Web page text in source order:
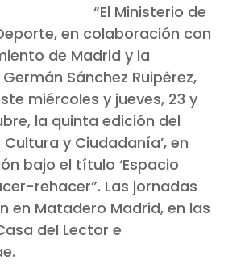
“El Ministerio de
en colaboración con
de Madrid y la
Sánchez Ruipérez,
miércoles y jueves, 23 y
la quinta edición del
Cultura y Ciudadanía’, en
bajo el título ‘Espacio
rehacer”. Las jornadas
en Matadero Madrid, en las
del Lector e